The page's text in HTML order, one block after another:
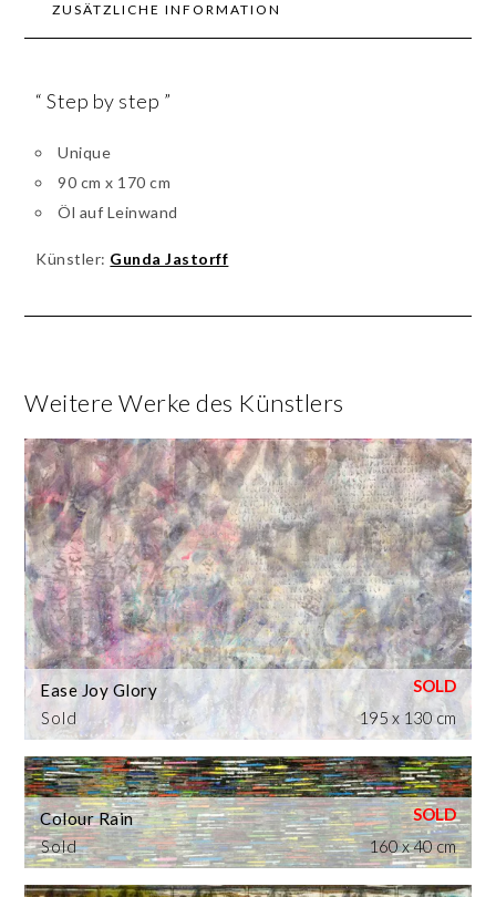
ZUSÄTZLICHE INFORMATION
“ Step by step ”
Unique
90 cm x 170 cm
Öl auf Leinwand
Künstler: Gunda Jastorff
Weitere Werke des Künstlers
Sold
Ease Joy Glory
195 x 130 cm
Sold
Colour Rain
160 x 40 cm